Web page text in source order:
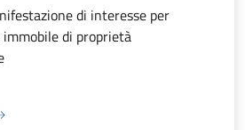
di interesse per
di proprietà